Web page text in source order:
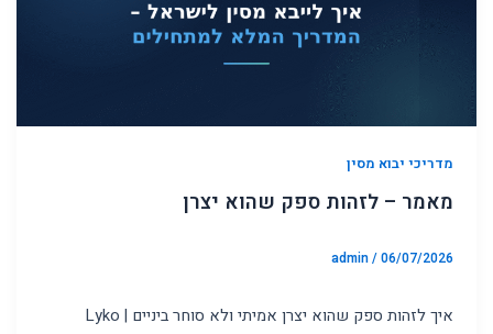
מדריכי יבוא מסין
מאמר – לזהות ספק שהוא יצרן
admin/06/07/2026
איך לזהות ספק שהוא יצרן אמיתי ולא סוחר ביניים | Lyko